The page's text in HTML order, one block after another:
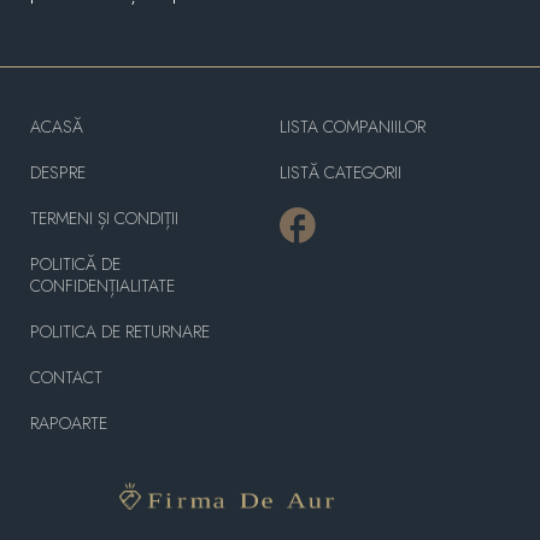
ACASĂ
DESPRE
TERMENI ȘI CONDIȚII
POLITICĂ DE
CONFIDENȚIALITATE
POLITICA DE RETURNARE
CONTACT
RAPOARTE
LISTA COMPANIILOR
LISTĂ CATEGORII